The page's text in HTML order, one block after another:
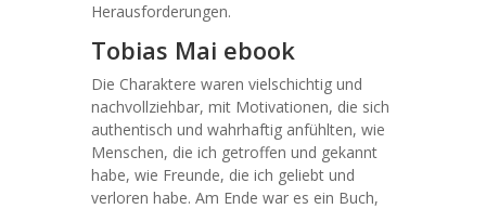
Herausforderungen.
Tobias Mai ebook
Die Charaktere waren vielschichtig und
nachvollziehbar, mit Motivationen, die sich
authentisch und wahrhaftig anfühlten, wie
Menschen, die ich getroffen und gekannt
habe, wie Freunde, die ich geliebt und
verloren habe. Am Ende war es ein Buch,